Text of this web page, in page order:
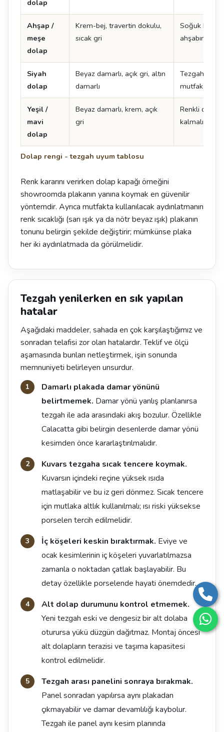
Dolap rengi - tezgah uyum tablosu
dolap
Ahşap /
meşe
dolap
Krem-bej, travertin dokulu,
sıcak gri
Soğuk
ahşabın
Siyah
dolap
Beyaz damarlı, açık gri, altın
damarlı
Tezgah açık
mutfak daha
Yeşil /
mavi
dolap
Beyaz damarlı, krem, açık
gri
Renkli
kalmalı
Renk kararını verirken dolap kapağı örneğini
showroomda plakanın yanına koymak en güvenilir
yöntemdir. Ayrıca mutfakta kullanılacak aydınlatmanın
renk sıcaklığı (sarı ışık ya da nötr beyaz ışık) plakanın
tonunu belirgin şekilde değiştirir; mümkünse plaka
her iki aydınlatmada da görülmelidir.
Tezgah yenilerken en sık yapılan
hatalar
Aşağıdaki maddeler, sahada en çok karşılaştığımız ve
sonradan telafisi zor olan hatalardır. Teklif ve ölçü
aşamasında bunları netleştirmek, işin sonunda
memnuniyeti belirleyen unsurdur.
Damarlı plakada damar yönünü
belirtmemek. Damar yönü yanlış planlanırsa
tezgah ile ada arasındaki akış bozulur. Özellikle
Calacatta gibi belirgin desenlerde damar yönü
kesimden önce kararlaştırılmalıdır.
Kuvars tezgaha sıcak tencere koymak.
Kuvarsın içindeki reçine yüksek ısıda
matlaşabilir ve bu iz geri dönmez. Sıcak tencere
için mutlaka altlık kullanılmalı; ısı riski yüksekse
porselen tercih edilmelidir.
İç köşeleri keskin bıraktırmak. Eviye ve
ocak kesimlerinin iç köşeleri yuvarlatılmazsa
zamanla o noktadan çatlak başlayabilir. Bu
detay özellikle porselende hayati önemdedir.
Alt dolap durumunu kontrol etmemek.
Yeni tezgah eski ve dengesiz bir alt dolaba
oturursa yükü düzgün dağıtmaz. Montaj öncesi
alt dolapların terazisi ve taşıma kapasitesi
kontrol edilmelidir.
Tezgah arası panelini sonraya bırakmak.
Panel sonradan yapılırsa aynı plakadan
çıkmayabilir ve damar devamlılığı kaybolur.
Tezgah ile panel aynı kesim planında